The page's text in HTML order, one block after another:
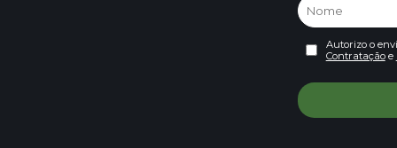
Autorizo o
Contrataçãoe